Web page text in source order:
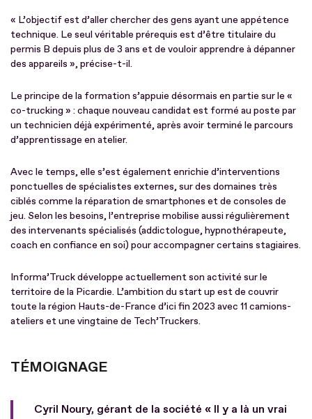
« L’objectif est d’aller chercher des gens ayant une appétence
technique. Le seul véritable prérequis est d’être titulaire du
permis B depuis plus de 3 ans et de vouloir apprendre à dépanner
des appareils », précise-t-il.
Le principe de la formation s’appuie désormais en partie sur le «
co-trucking » : chaque nouveau candidat est formé au poste par
un technicien déjà expérimenté, après avoir terminé le parcours
d’apprentissage en atelier.
Avec le temps, elle s’est également enrichie d’interventions
ponctuelles de spécialistes externes, sur des domaines très
ciblés comme la réparation de smartphones et de consoles de
jeu. Selon les besoins, l’entreprise mobilise aussi régulièrement
des intervenants spécialisés (addictologue, hypnothérapeute,
coach en confiance en soi) pour accompagner certains stagiaires.
Informa’Truck développe actuellement son activité sur le
territoire de la Picardie. L’ambition du start up est de couvrir
toute la région Hauts-de-France d’ici fin 2023 avec 11 camions-
ateliers et une vingtaine de Tech’Truckers.
TÉMOIGNAGE
Cyril Noury, gérant de la société « Il y a là un vrai